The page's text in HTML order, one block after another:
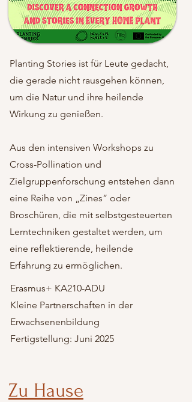
Planting Stories ist für Leute gedacht,
die gerade nicht rausgehen können,
um die Natur und ihre heilende
Wirkung zu genießen.
Aus den intensiven Workshops zu
Cross-Pollination und
Zielgruppenforschung entstehen dann
eine Reihe von „Zines” oder
Broschüren, die mit selbstgesteuerten
Lerntechniken gestaltet werden, um
eine reflektierende, heilende
Erfahrung zu ermöglichen.
Erasmus+ KA210-ADU
Kleine Partnerschaften in der
Erwachsenenbildung
Fertigstellung: Juni 2025
Zu Hause